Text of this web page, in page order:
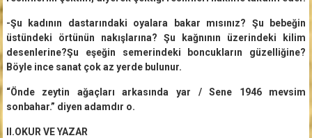
-Şu kadının dastarındaki oyalara bakar mısınız? Şu bebeğin
üstündeki örtünün nakışlarına? Şu kağnının üzerindeki kilim
desenlerine?Şu eşeğin semerindeki boncukların güzelliğine?
Böyle ince sanat çok az yerde bulunur.
“Önde zeytin ağaçları arkasında yar / Sene 1946 mevsim
sonbahar.” diyen adamdır o.
II.OKUR VE YAZAR